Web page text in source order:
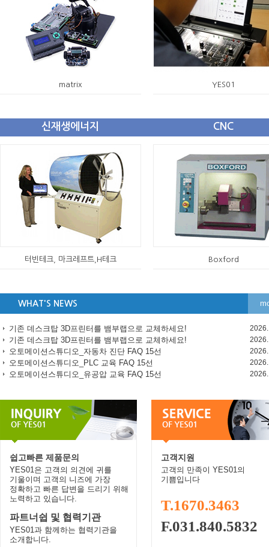
matrix YES01
신재생에너지
터빈테크, 마크레프트,H테크
CNC
Boxford
WHAT'S NEWS
기존 데스크탑 3D프린터를 뱀부랩으로 교체하세요!
기존 데스크탑 3D프린터를 뱀부랩으로 교체하세요!
오토메이션스튜디오_자동차 진단 FAQ 15선
오토메이션스튜디오_PLC 교육 FAQ 15선
오토메이션스튜디오_유공압 교육 FAQ 15선
쉽고빠른 제품문의
YES01은 고객의 의견에 귀를
기울이며 고객의 니즈에 가장
정확하고 빠른 답변을 드리기 위해
노력하고 있습니다.
파트너쉽 및 협력기관
YES01과 함께하는 협력기관을
소개합니다.
고객지원
고객의 만족이 YES01의
기쁨입니다
T.1670.3463
F.031.840.5832